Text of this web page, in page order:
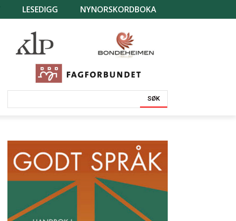
LESEDIGG NYNORSKORDBOKA
SØK